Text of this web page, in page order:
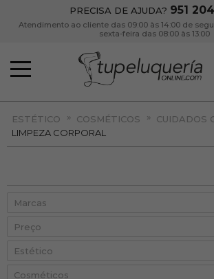
PRECISA DE AJUDA? 951
Atendimento ao cliente das 09:00 às 14:00 de
sexta-feira das 08:00 às 13:00
ESTÉTICO » COSMÉTICOS » CUIDADOS
LIMPEZA CORPORAL
Preço